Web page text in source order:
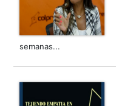
semanas...